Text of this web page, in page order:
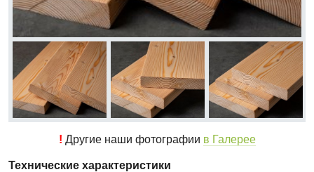
! Другие наши фотографии в Галерее
Технические характеристики